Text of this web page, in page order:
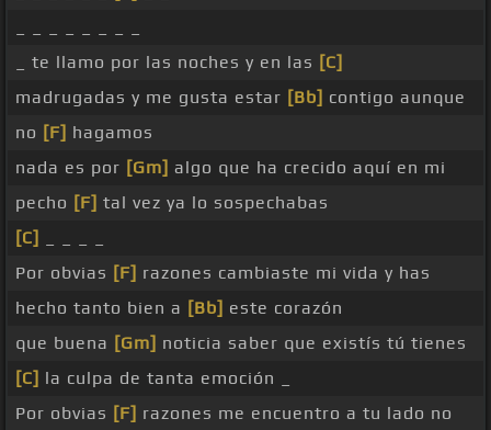
_ te llamo por las noches y en las [C]
madrugadas y me gusta estar [Bb] contigo aunque
no [F] hagamos
nada es por [Gm] algo que ha crecido aquí en mi
pecho [F] tal vez ya lo sospechabas
[C]
Por obvias [F] razones cambiaste mi vida y has
hecho tanto bien a [Bb] este corazón
que buena [Gm] noticia saber que existís tú tienes
[C] la culpa de tanta emoción _
Por obvias [F] razones me encuentro a tu lado no